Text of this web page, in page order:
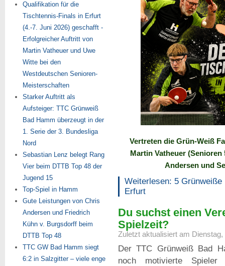
Vertreten die Grün-Weiß
Martin Vatheuer
Andersen und
Weiterlesen: 5
Erfurt
Du suchst einen
Spielzeit?
Zuletzt aktualisiert am
Der TTC Grünweiß Bad
noch motivierte Spieler
Qualifikation für die
Tischtennis-Finals in Erfurt
(4.-7. Juni 2026) geschafft -
Erfolgreicher Auftritt von
Martin Vatheuer und Uwe
Witte bei den
Westdeutschen Senioren-
Meisterschaften
Starker Auftritt als
Aufsteiger: TTC Grünweiß
Bad Hamm überzeugt in der
1. Serie der 3. Bundesliga
Nord
Sebastian Lenz belegt Rang
Vier beim DTTB Top 48 der
Jugend 15
Top-Spiel in Hamm
Gute Leistungen von Chris
Andersen und Friedrich
Kühn v. Burgsdorff beim
DTTB Top 48
TTC GW Bad Hamm siegt
6:2 in Salzgitter – viele enge